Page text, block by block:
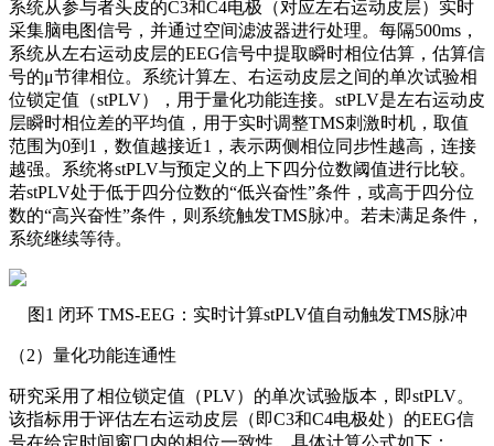
系统从参与者头皮的C3和C4电极（对应左右运动皮层）实时
采集脑电图信号，并通过空间滤波器进行处理。每隔500ms，
系统从左右运动皮层的EEG信号中提取瞬时相位估算，估算信
号的μ节律相位。系统计算左、右运动皮层之间的单次试验相
位锁定值（stPLV），用于量化功能连接。stPLV是左右运动皮
层瞬时相位差的平均值，用于实时调整TMS刺激时机，取值
范围为0到1，数值越接近1，表示两侧相位同步性越高，连接
越强。系统将stPLV与预定义的上下四分位数阈值进行比较。
若stPLV处于低于四分位数的“低兴奋性”条件，或高于四分位
数的“高兴奋性”条件，则系统触发TMS脉冲。若未满足条件，
系统继续等待。
图1 闭环 TMS-EEG：实时计算stPLV值自动触发TMS脉冲
（2）量化功能连通性
研究采用了相位锁定值（PLV）的单次试验版本，即stPLV。
该指标用于评估左右运动皮层（即C3和C4电极处）的EEG信
号在给定时间窗口内的相位一致性。具体计算公式如下：